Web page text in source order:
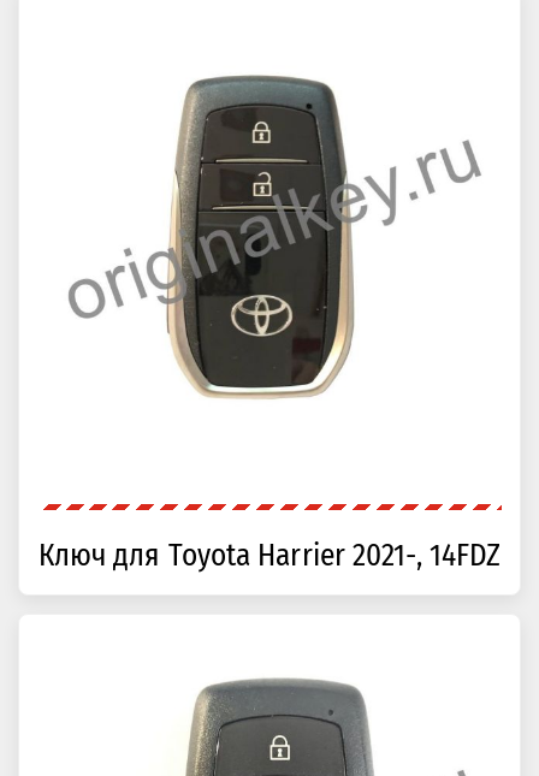
Ключ для Toyota Harrier 2021-, 14FDZ